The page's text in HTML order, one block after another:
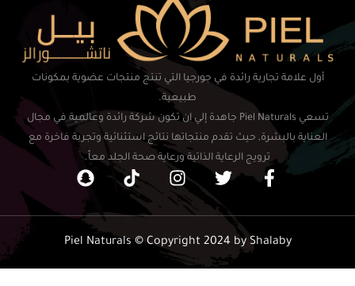
أول علامة تجارية رائدة في جورجيا التي تنتج منتجات عضوية بمكونات
طبيعية.
تسعي Piel Naturals جاهدة إلي ان تكون شركة رائدة وعالمية في مجال
العناية بالبشرة, حيث تقدم منتجاتها نتائج استثنائية وتجربة فاخرة مع
ترويج الرعاية الذاتية ورعاية صحة الجلد معاً.
Piel Naturals © Copyright 2024 by Shalaby